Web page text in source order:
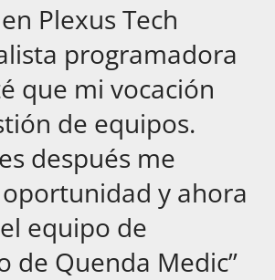
Plexus Tech
programadora
que mi vocación
de equipos.
después me
y ahora
equipo de
de Quenda Medic”